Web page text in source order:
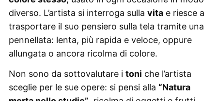
diverso. L’artista si interroga sulla vitae riesce a
trasportare il suo pensiero sulla tela tramite una
pennellata: lenta, più rapida e veloce, oppure
allungata o ancora ricolma di colore.
Non sono da sottovalutare i toni che l’artista
sceglie per le sue opere: si pensi alla “Natura